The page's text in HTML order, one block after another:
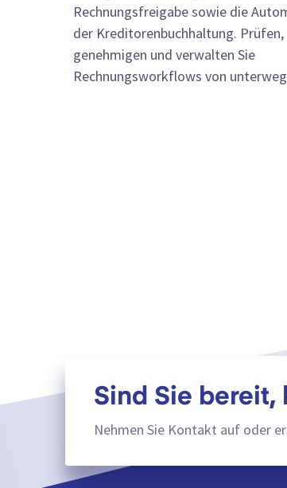
Rechnungsfreigabe sowie die
der Kreditorenbuchhaltung. Prüfen,
genehmigen und verwalten Sie
Rechnungsworkflows von
Sind Sie bereit,
Nehmen Sie Kontakt auf oder